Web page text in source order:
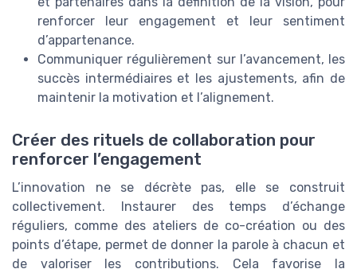
renforcer leur engagement et leur sentiment
d’appartenance.
Communiquer régulièrement sur l’avancement, les
succès intermédiaires et les ajustements, afin de
maintenir la motivation et l’alignement.
Créer des rituels de collaboration pour
renforcer l’engagement
L’innovation ne se décrète pas, elle se construit
collectivement. Instaurer des temps d’échange
réguliers, comme des ateliers de co-création ou des
points d’étape, permet de donner la parole à chacun et
de valoriser les contributions. Cela favorise la